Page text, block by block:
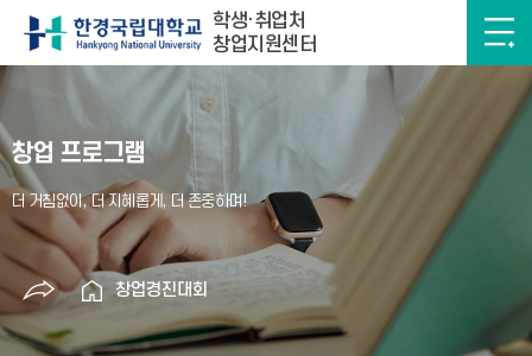
학생·취업처
창업지원센터
창업 프로그램
창업경진대회